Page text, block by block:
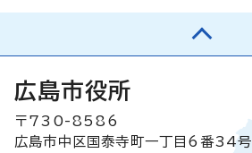
広島市役所
〒730-8586
広島市中区国泰寺町一丁目6番34号